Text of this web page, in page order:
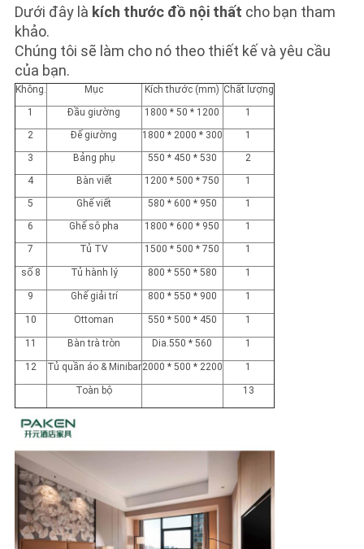
Dưới đây là kích thước đồ nội thất cho bạn tham
khảo.
Chúng tôi sẽ làm cho nó theo thiết kế và yêu cầu
của bạn.
Không. Mục Kích thước (mm) Chất lượng
1
Đầu giường 1800 * 50 * 1200
1
2
Đế giường 1800 * 2000 * 300
1
3
Bảng phụ 550 * 450 * 530
2
4
Bàn viết 1200 * 500 * 750
1
5
Ghế viết 580 * 600 * 950
1
6
Ghế sô pha 1800 * 600 * 950
1
7
Tủ TV 1500 * 500 * 750 1
số 8 Tủ hành lý 800 * 550 * 580 1
9 Ghế giải trí 800 * 550 * 900 1
10 Ottoman 550 * 500 * 450 1
11 Bàn trà tròn Dia.550 * 560 1
12 Tủ quần áo & Minibar2000 * 500 * 2200 1
Toàn bộ 13